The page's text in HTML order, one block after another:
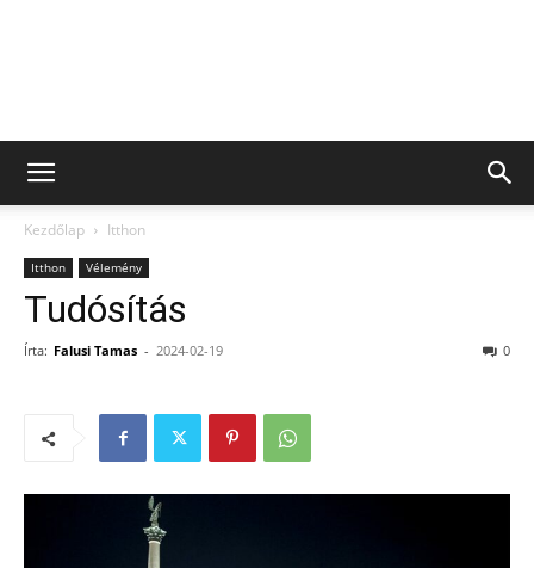
Kezdőlap Itthon
Itthon Vélemény
Tudósítás
Írta: Falusi Tamas - 2024-02-19 0